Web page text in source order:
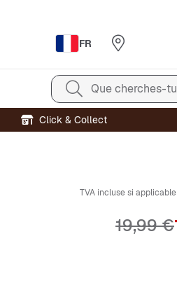
FR
Que cherches-
Click & Collect
TVA incluse si
Prix
19,99 €